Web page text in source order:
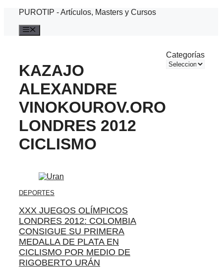
Saltar
contenido
PUROTIP - Artículos, Masters y Cursos
KAZAJO
ALEXANDRE
VINOKOUROV.ORO
LONDRES 2012
CICLISMO
Categorías
DEPORTES
XXX JUEGOS OLÍMPICOS
LONDRES 2012: COLOMBIA
CONSIGUE SU PRIMERA
MEDALLA DE PLATA EN
CICLISMO POR MEDIO DE
RIGOBERTO URÁN